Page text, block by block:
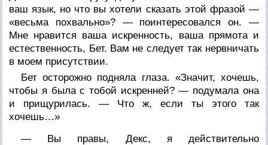
ваш язык, но что вы хотели сказать этой фразой —
«весьма похвально»? — поинтересовался он. —
Мне нравится ваша искренность, ваша прямота и
естественность, Бет. Вам не следует так нервничать
в моем присутствии.
Бет осторожно подняла глаза. «Значит, хочешь,
чтобы я была с тобой искренней? — подумала она
и прищурилась. — Что ж, если ты этого так
хочешь…»
— Вы правы, Декс, я действительно